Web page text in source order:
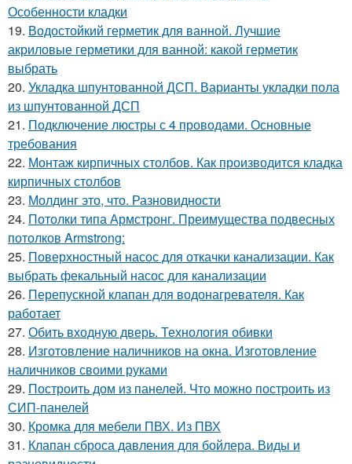
Особенности кладки
19. Водостойкий герметик для ванной. Лучшие
акриловые герметики для ванной: какой герметик
выбрать
20. Укладка шпунтованной ДСП. Варианты укладки пола
из шпунтованной ДСП
21. Подключение люстры с 4 проводами. Основные
требования
22. Монтаж кирпичных столбов. Как производится кладка
кирпичных столбов
23. Молдинг это, что. Разновидности
24. Потолки типа Армстронг. Преимущества подвесных
потолков Armstrong:
25. Поверхностный насос для откачки канализации. Как
выбрать фекальный насос для канализации
26. Перепускной клапан для водонагревателя. Как
работает
27. Обить входную дверь. Технология обивки
28. Изготовление наличников на окна. Изготовление
наличников своими руками
29. Построить дом из панелей. Что можно построить из
СИП-панелей
30. Кромка для мебели ПВХ. Из ПВХ
31. Клапан сброса давления для бойлера. Виды и